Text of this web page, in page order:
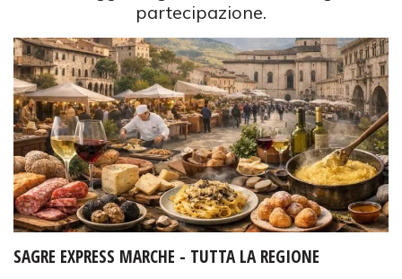
partecipazione.
SAGRE EXPRESS MARCHE - TUTTA LA REGIONE